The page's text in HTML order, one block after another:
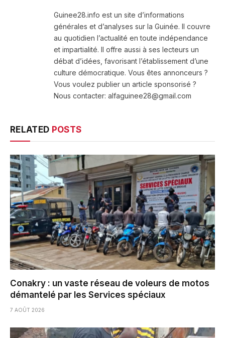
Guinee28.info est un site d’informations
générales et d’analyses sur la Guinée. Il couvre
au quotidien l’actualité en toute indépendance
et impartialité. Il offre aussi à ses lecteurs un
débat d’idées, favorisant l’établissement d’une
culture démocratique. Vous êtes annonceurs ?
Vous voulez publier un article sponsorisé ?
Nous contacter: alfaguinee28@gmail.com
RELATED POSTS
Conakry : un vaste réseau de voleurs de motos
démantelé par les Services spéciaux
7 AOÛT 2026